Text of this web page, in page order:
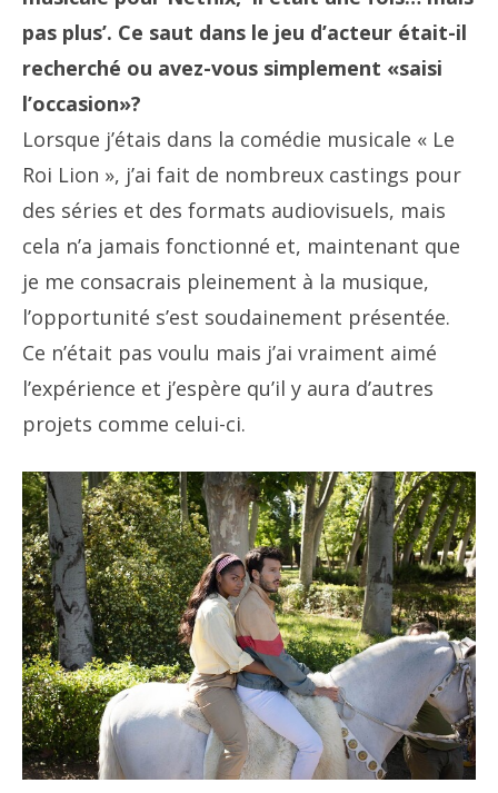
pas plus’. Ce saut dans le jeu d’acteur était-il
recherché ou avez-vous simplement «saisi
l’occasion»?
Lorsque j’étais dans la comédie musicale « Le
Roi Lion », j’ai fait de nombreux castings pour
des séries et des formats audiovisuels, mais
cela n’a jamais fonctionné et, maintenant que
je me consacrais pleinement à la musique,
l’opportunité s’est soudainement présentée.
Ce n’était pas voulu mais j’ai vraiment aimé
l’expérience et j’espère qu’il y aura d’autres
projets comme celui-ci.